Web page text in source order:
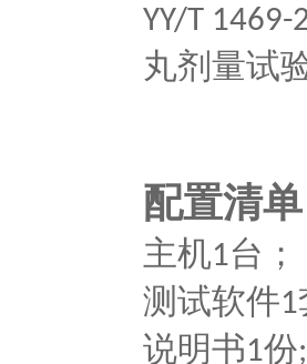
YY/T 1469-
丸剂量试
配置清单
主机1台；
测试软件1
说明书1份;